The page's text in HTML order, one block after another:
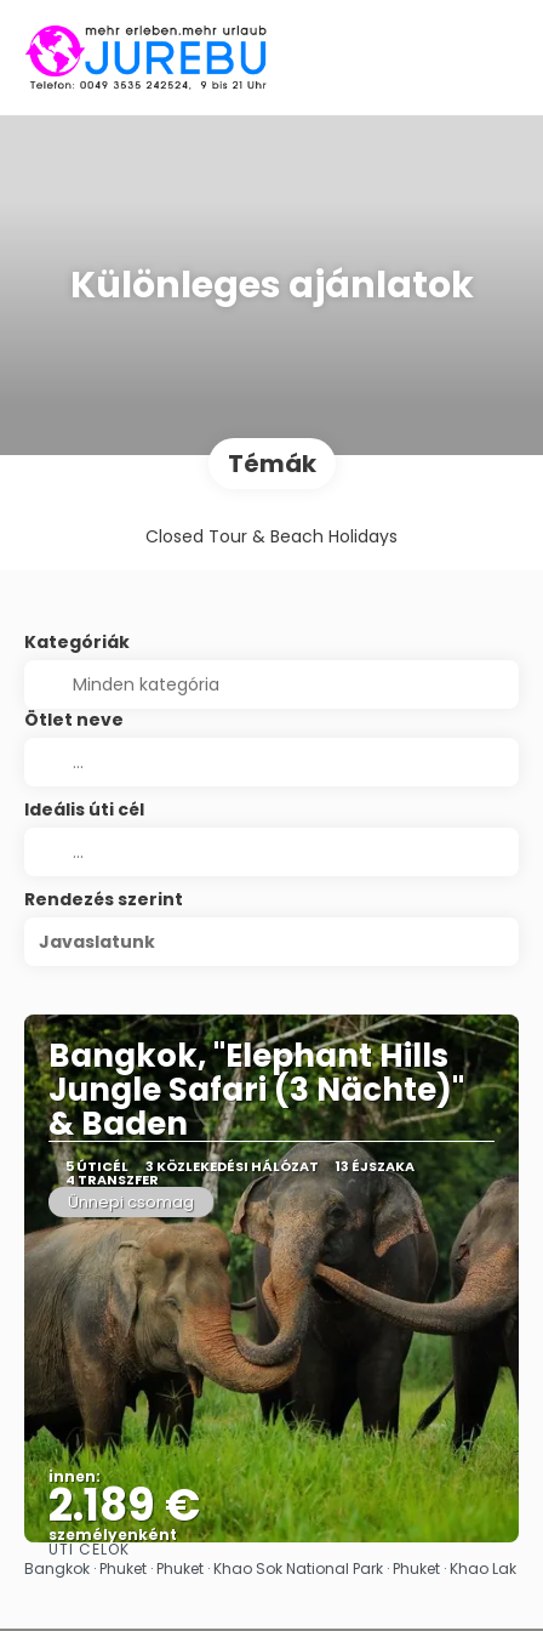
Különleges ajánlatok
Témák
Closed Tour & Beach Holidays
Kategóriák
Ötlet neve
Ideális úti cél
Rendezés szerint
Javaslatunk
Bangkok, "Elephant Hills
Jungle Safari (3 Nächte)"
& Baden
5 ÚTICÉL 3 KÖZLEKEDÉSI HÁLÓZAT 13 ÉJSZAKA
4 TRANSZFER
Ünnepi csomag
innen:
2.189 €
személyenként
Megnézem
ÚTI CÉLOK
Bangkok · Phuket · Phuket · Khao Sok National Park · Phuket · Khao Lak